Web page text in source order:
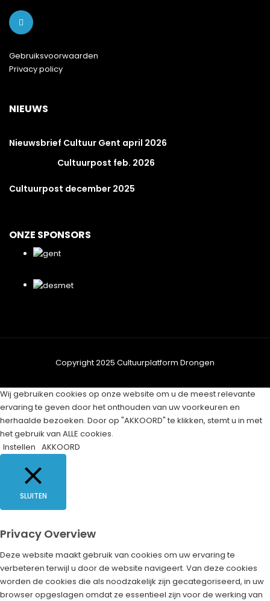
Gebruiksvoorwaarden
Privacy policy
NIEUWS
Nieuwsbrief Cultuur Gent april 2026
Cultuurpost feb. 2026
Cultuurpost december 2025
ONZE SPONSORS
Copyright 2025 Cultuurplatform Drongen
Wij gebruiken cookies op onze website om u de meest relevante
ervaring te geven door het onthouden van uw voorkeuren en
herhaalde bezoeken. Door op "AKKOORD" te klikken, stemt u in met
het gebruik van ALLE cookies.
Instellen AKKOORD
SLUITEN
Privacy Overview
Deze website maakt gebruik van cookies om uw ervaring te
verbeteren terwijl u door de website navigeert. Van deze cookies
worden de cookies die als noodzakelijk zijn gecategoriseerd, in uw
browser opgeslagen omdat ze essentieel zijn voor de werking van